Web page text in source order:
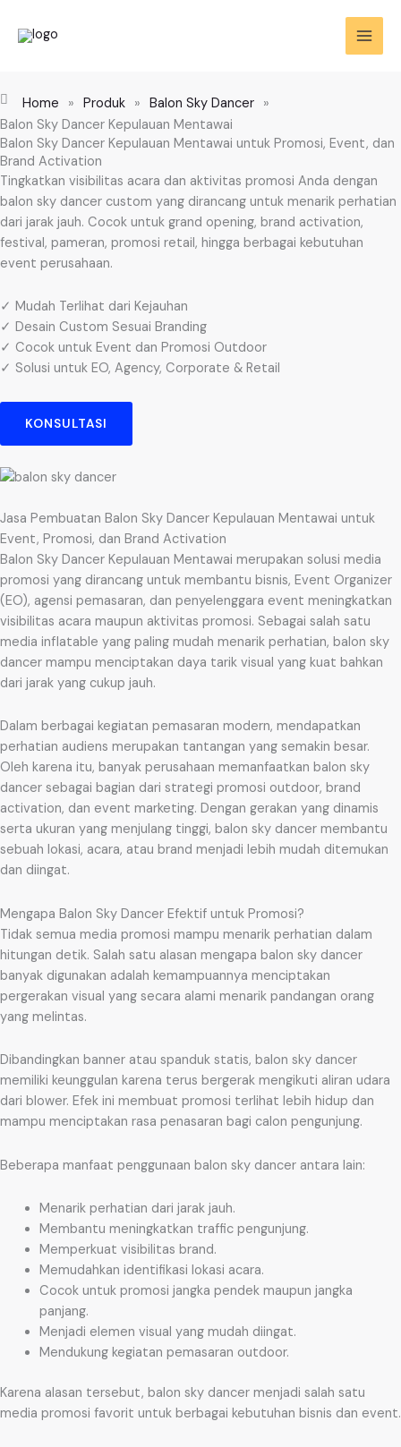
Home » Produk » Balon Sky Dancer
»
Balon Sky Dancer Kepulauan Mentawai
Balon Sky Dancer Kepulauan Mentawai untuk Promosi, Event, dan
Brand Activation
Tingkatkan visibilitas acara dan aktivitas promosi Anda dengan
balon sky dancer custom yang dirancang untuk menarik perhatian
dari jarak jauh. Cocok untuk grand opening, brand activation,
festival, pameran, promosi retail, hingga berbagai kebutuhan
event perusahaan.
✓ Mudah Terlihat dari Kejauhan
✓ Desain Custom Sesuai Branding
✓ Cocok untuk Event dan Promosi Outdoor
✓ Solusi untuk EO, Agency, Corporate & Retail
KONSULTASI
Jasa Pembuatan Balon Sky Dancer Kepulauan Mentawai untuk
Event, Promosi, dan Brand Activation
Balon Sky Dancer Kepulauan Mentawai merupakan solusi media
promosi yang dirancang untuk membantu bisnis, Event Organizer
(EO), agensi pemasaran, dan penyelenggara event meningkatkan
visibilitas acara maupun aktivitas promosi. Sebagai salah satu
media inflatable yang paling mudah menarik perhatian, balon sky
dancer mampu menciptakan daya tarik visual yang kuat bahkan
dari jarak yang cukup jauh.
Dalam berbagai kegiatan pemasaran modern, mendapatkan
perhatian audiens merupakan tantangan yang semakin besar.
Oleh karena itu, banyak perusahaan memanfaatkan balon sky
dancer sebagai bagian dari strategi promosi outdoor, brand
activation, dan event marketing. Dengan gerakan yang dinamis
serta ukuran yang menjulang tinggi, balon sky dancer membantu
sebuah lokasi, acara, atau brand menjadi lebih mudah ditemukan
dan diingat.
Mengapa Balon Sky Dancer Efektif untuk Promosi?
Tidak semua media promosi mampu menarik perhatian dalam
hitungan detik. Salah satu alasan mengapa balon sky dancer
banyak digunakan adalah kemampuannya menciptakan
pergerakan visual yang secara alami menarik pandangan orang
yang melintas.
Dibandingkan banner atau spanduk statis, balon sky dancer
memiliki keunggulan karena terus bergerak mengikuti aliran udara
dari blower. Efek ini membuat promosi terlihat lebih hidup dan
mampu menciptakan rasa penasaran bagi calon pengunjung.
Beberapa manfaat penggunaan balon sky dancer antara lain:
Menarik perhatian dari jarak jauh.
Membantu meningkatkan traffic pengunjung.
Memperkuat visibilitas brand.
Memudahkan identifikasi lokasi acara.
Cocok untuk promosi jangka pendek maupun jangka
panjang.
Menjadi elemen visual yang mudah diingat.
Mendukung kegiatan pemasaran outdoor.
Karena alasan tersebut, balon sky dancer menjadi salah satu
media promosi favorit untuk berbagai kebutuhan bisnis dan event.